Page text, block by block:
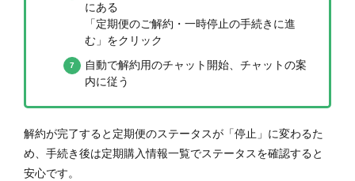
にある
「定期便のご解約・一時停止の手続きに進
む」をクリック
自動で解約用のチャット開始、チャットの案
内に従う
解約が完了すると定期便のステータスが「停止」に変わるた
め、手続き後は定期購入情報一覧でステータスを確認すると
安心です。